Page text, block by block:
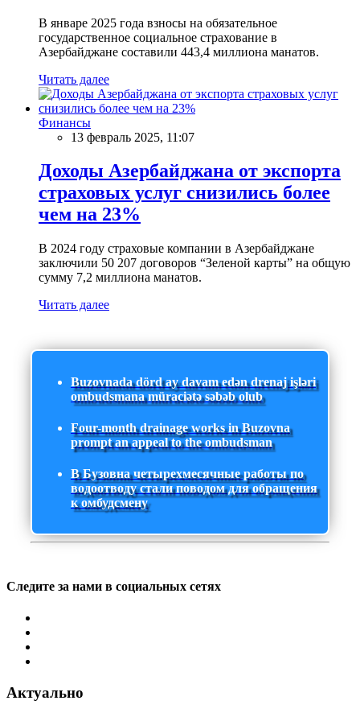
В январе 2025 года взносы на обязательное
государственное социальное страхование в
Азербайджане составили 443,4 миллиона манатов.
Читать далее
Финансы
13 февраль 2025, 11:07
Доходы Азербайджана от экспорта
страховых услуг снизились более
чем на 23%
В 2024 году страховые компании в Азербайджане
заключили 50 207 договоров “Зеленой карты” на общую
сумму 7,2 миллиона манатов.
Читать далее
Buzovnada dörd ay davam edən drenaj işləri
ombudsmana müraciətə səbəb olub
Four-month drainage works in Buzovna
prompt an appeal to the ombudsman
В Бузовна четырехмесячные работы по
водоотводу стали поводом для обращения
к омбудсмену
Следите за нами в социальных сетях
Актуально